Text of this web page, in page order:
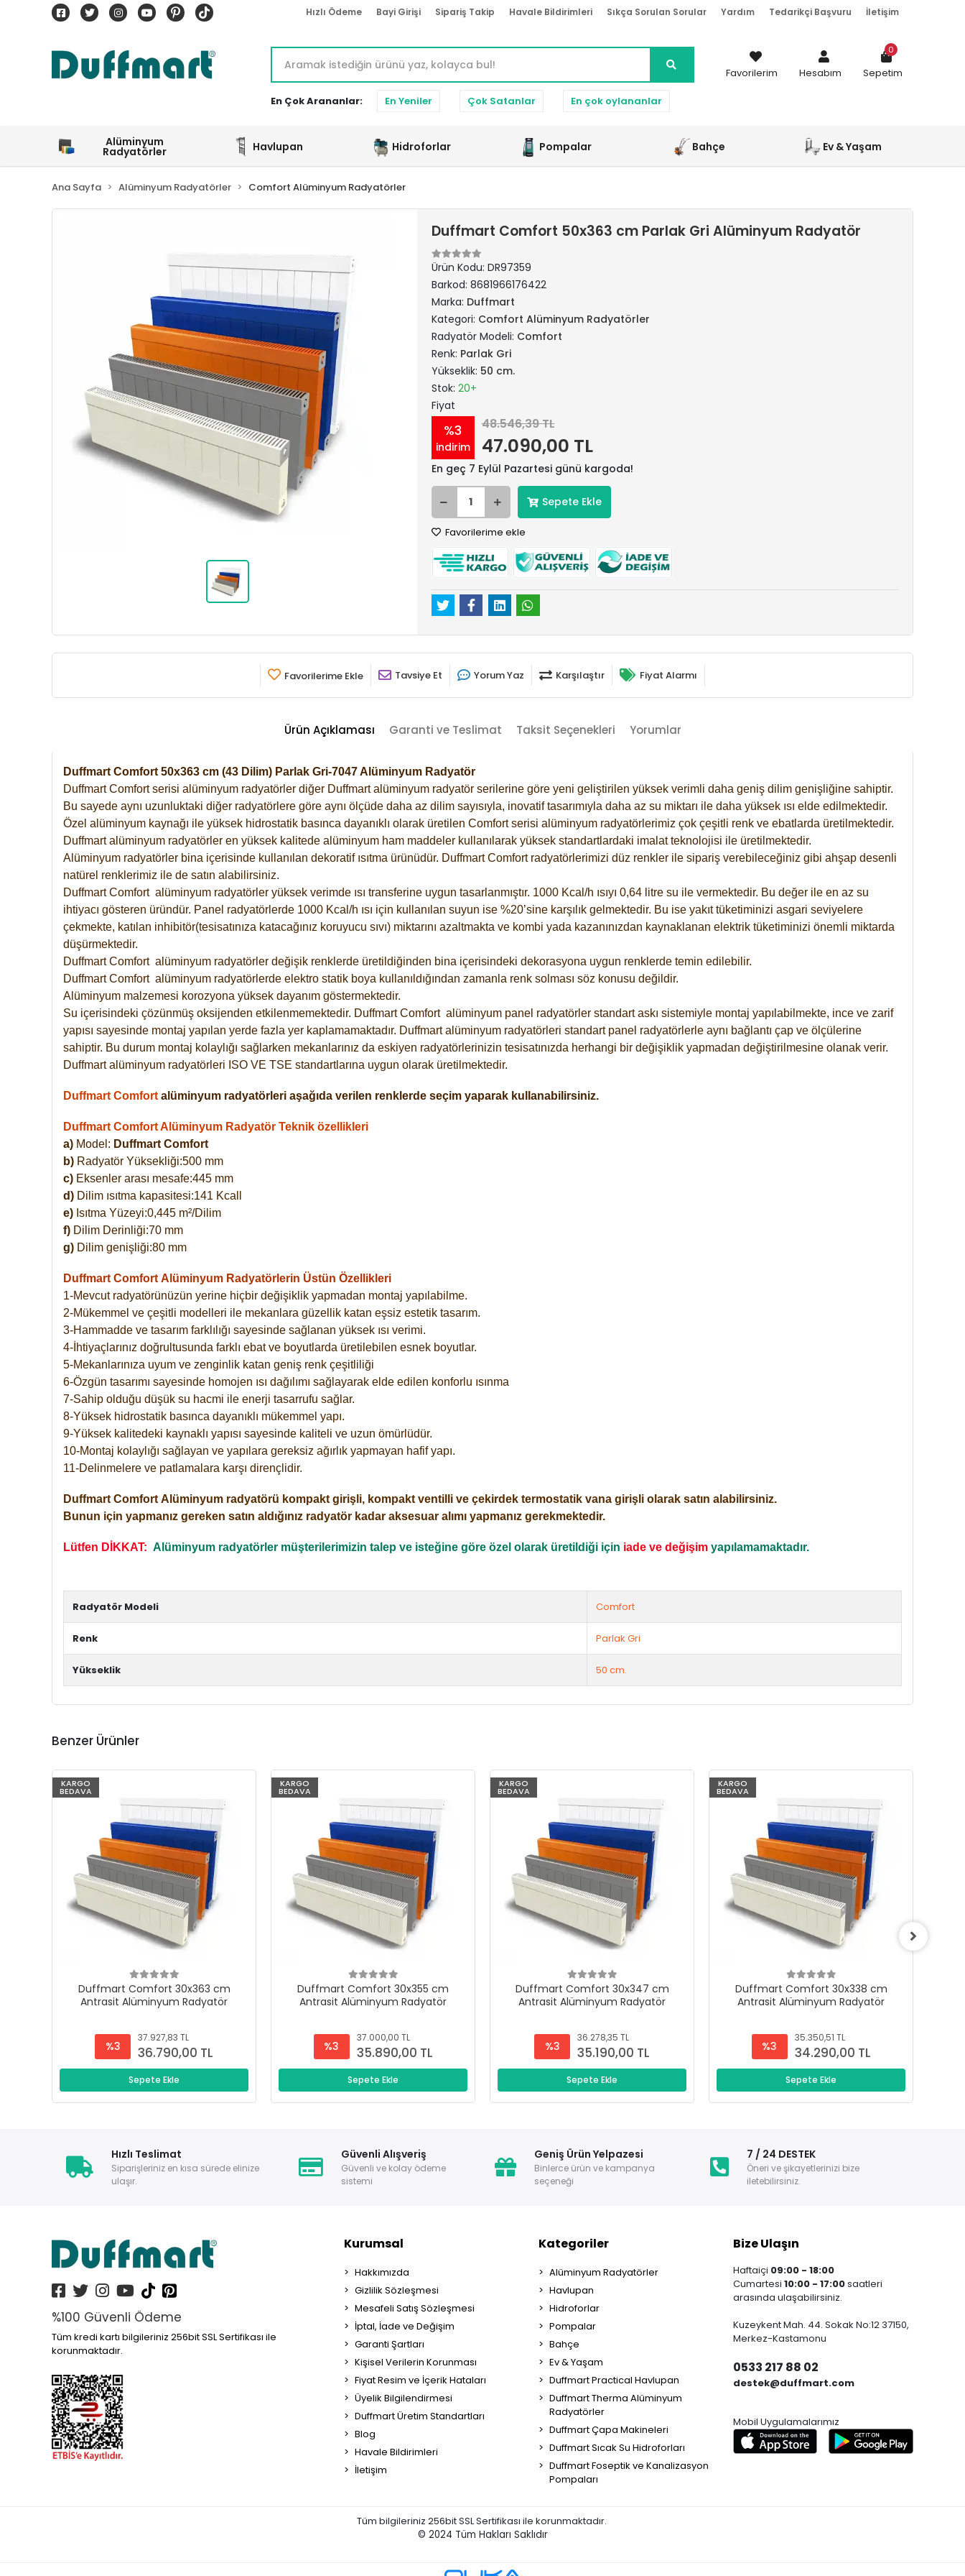
Hızlı Ödeme Bayi Girişi Sipariş Takip Havale Bildirimleri Sıkça Sorulan Sorular Yardım Tedarikçi Başvuru İletişim
En Çok Arananlar: En Yeniler Çok Satanlar En çok oylananlar
Favorilerim Hesabım Sepetim
0
Alüminyum
Radyatörler Havlupan Hidroforlar Pompalar Bahçe Ev & Yaşam
Ana Sayfa Alüminyum Radyatörler Comfort Alüminyum Radyatörler
Duffmart Comfort 50x363 cm Parlak Gri Alüminyum Radyatör
Ürün Kodu: DR97359
Barkod: 8681966176422
Marka: Duffmart
Kategori: Comfort Alüminyum Radyatörler
Radyatör Modeli: Comfort
Renk: Parlak Gri
Yükseklik: 50 cm.
Stok: 20+
Fiyat
%3
indirim
48.546,39 TL
47.090,00 TL
En geç 7 Eylül Pazartesi günü kargoda!
Sepete Ekle
Favorilerime ekle
Favorilerime Ekle Tavsiye Et Yorum Yaz Karşılaştır Fiyat Alarmı
Ürün Açıklaması Garanti ve Teslimat Taksit Seçenekleri Yorumlar
Duffmart Comfort 50x363 cm (43 Dilim) Parlak Gri-7047 Alüminyum Radyatör
Duffmart Comfort serisi alüminyum radyatörler diğer Duffmart alüminyum radyatör serilerine göre yeni geliştirilen yüksek verimli daha geniş dilim genişliğine sahiptir.
Bu sayede aynı uzunluktaki diğer radyatörlere göre aynı ölçüde daha az dilim sayısıyla, inovatif tasarımıyla daha az su miktarı ile daha yüksek ısı elde edilmektedir.
Özel alüminyum kaynağı ile yüksek hidrostatik basınca dayanıklı olarak üretilen Comfort serisi alüminyum radyatörlerimiz çok çeşitli renk ve ebatlarda üretilmektedir.
Duffmart alüminyum radyatörler en yüksek kalitede alüminyum ham maddeler kullanılarak yüksek standartlardaki imalat teknolojisi ile üretilmektedir.
Alüminyum radyatörler bina içerisinde kullanılan dekoratif ısıtma ürünüdür. Duffmart Comfort radyatörlerimizi düz renkler ile sipariş verebileceğiniz gibi ahşap desenli
natürel renklerimiz ile de satın alabilirsiniz.
Duffmart Comfort alüminyum radyatörler yüksek verimde ısı transferine uygun tasarlanmıştır. 1000 Kcal/h ısıyı 0,64 litre su ile vermektedir. Bu değer ile en az su
ihtiyacı gösteren üründür. Panel radyatörlerde 1000 Kcal/h ısı için kullanılan suyun ise %20’sine karşılık gelmektedir. Bu ise yakıt tüketiminizi asgari seviyelere
çekmekte, katılan inhibitör(tesisatınıza katacağınız koruyucu sıvı) miktarını azaltmakta ve kombi yada kazanınızdan kaynaklanan elektrik tüketiminizi önemli miktarda
düşürmektedir.
Duffmart Comfort alüminyum radyatörler değişik renklerde üretildiğinden bina içerisindeki dekorasyona uygun renklerde temin edilebilir.
DuffmartComfort alüminyum radyatörlerde elektro statik boya kullanıldığından zamanla renk solması söz konusu değildir.
Alüminyum malzemesi korozyona yüksek dayanım göstermektedir.
Su içerisindeki çözünmüş oksijenden etkilenmemektedir. DuffmartComfort alüminyum panel radyatörler standart askı sistemiyle montaj yapılabilmekte, ince ve zarif
yapısı sayesinde montaj yapılan yerde fazla yer kaplamamaktadır. Duffmart alüminyum radyatörleri standart panel radyatörlerle aynı bağlantı çap ve ölçülerine
sahiptir. Bu durum montaj kolaylığı sağlarken mekanlarınız da eskiyen radyatörlerinizin tesisatınızda herhangi bir değişiklik yapmadan değiştirilmesine olanak verir.
Duffmart alüminyum radyatörleri ISO VE TSE standartlarına uygun olarak üretilmektedir.
Duffmart Comfort alüminyum radyatörleri aşağıda verilen renklerde seçim yaparak kullanabilirsiniz.
Duffmart Comfort Alüminyum Radyatör Teknik özellikleri
a) Model: Duffmart Comfort
b) Radyatör Yüksekliği:500 mm
c) Eksenler arası mesafe:445 mm
d) Dilim ısıtma kapasitesi:141 Kcall
e) Isıtma Yüzeyi:0,445 m²/Dilim
f) Dilim Derinliği:70 mm
g) Dilim genişliği:80 mm
Duffmart Comfort Alüminyum Radyatörlerin Üstün Özellikleri
1-Mevcut radyatörünüzün yerine hiçbir değişiklik yapmadan montaj yapılabilme.
2-Mükemmel ve çeşitli modelleri ile mekanlara güzellik katan eşsiz estetik tasarım.
3-Hammadde ve tasarım farklılığı sayesinde sağlanan yüksek ısı verimi.
4-İhtiyaçlarınız doğrultusunda farklı ebat ve boyutlarda üretilebilen esnek boyutlar.
5-Mekanlarınıza uyum ve zenginlik katan geniş renk çeşitliliği
6-Özgün tasarımı sayesinde homojen ısı dağılımı sağlayarak elde edilen konforlu ısınma
7-Sahip olduğu düşük su hacmi ile enerji tasarrufu sağlar.
8-Yüksek hidrostatik basınca dayanıklı mükemmel yapı.
9-Yüksek kalitedeki kaynaklı yapısı sayesinde kaliteli ve uzun ömürlüdür.
10-Montaj kolaylığı sağlayan ve yapılara gereksiz ağırlık yapmayan hafif yapı.
11-Delinmelere ve patlamalara karşı dirençlidir.
Duffmart Comfort Alüminyum radyatörü kompakt girişli, kompakt ventilli ve çekirdek termostatik vana girişli olarak satın alabilirsiniz.
Bunun için yapmanız gereken satın aldığınız radyatör kadar aksesuar alımı yapmanız gerekmektedir.
Lütfen DİKKAT: Alüminyum radyatörler müşterilerimizin talep ve isteğine göre özel olarak üretildiği için iade ve değişim yapılamamaktadır.
Radyatör Modeli Comfort
Renk Parlak Gri
Yükseklik 50 cm.
Benzer Ürünler
KARGO
BEDAVA
Duffmart Comfort 30x363 cm
Antrasit Alüminyum Radyatör
%3
37.927,83 TL
36.790,00 TL
Sepete Ekle
KARGO
BEDAVA
Duffmart Comfort 30x355 cm
Antrasit Alüminyum Radyatör
%3
37.000,00 TL
35.890,00 TL
Sepete Ekle
KARGO
BEDAVA
Duffmart Comfort 30x347 cm
Antrasit Alüminyum Radyatör
%3
36.278,35 TL
35.190,00 TL
Sepete Ekle
KARGO
BEDAVA
Duffmart Comfort 30x338 cm
Antrasit Alüminyum Radyatör
%3
35.350,51 TL
34.290,00 TL
Sepete Ekle
Hızlı Teslimat
Siparişleriniz en kısa sürede elinize
ulaşır.
Güvenli Alışveriş
Güvenli ve kolay ödeme
sistemi
Geniş Ürün Yelpazesi
Binlerce ürün ve kampanya
seçeneği
7 / 24 DESTEK
Öneri ve şikayetlerinizi bize
iletebilirsiniz.
%100 Güvenli Ödeme
Tüm kredi kartı bilgileriniz 256bit SSL Sertifikası ile
korunmaktadır.
Kurumsal
Hakkımızda
Gizlilik Sözleşmesi
Mesafeli Satış Sözleşmesi
İptal, İade ve Değişim
Garanti Şartları
Kişisel Verilerin Korunması
Fiyat Resim ve İçerik Hataları
Üyelik Bilgilendirmesi
Duffmart Üretim Standartları
Blog
Havale Bildirimleri
İletişim
Kategoriler
Alüminyum Radyatörler
Havlupan
Hidroforlar
Pompalar
Bahçe
Ev & Yaşam
Duffmart Practical Havlupan
Duffmart Therma Alüminyum
Radyatörler
Duffmart Çapa Makineleri
Duffmart Sıcak Su Hidroforları
Duffmart Foseptik ve Kanalizasyon
Pompaları
Bize Ulaşın
Haftaiçi 09:00 - 18:00
Cumartesi 10:00 - 17:00saatleri
arasında ulaşabilirsiniz.
Kuzeykent Mah. 44. Sokak No:12 37150,
Merkez-Kastamonu
0533 217 88 02
destek@duffmart.com
Mobil Uygulamalarımız
Tüm bilgileriniz 256bit SSL Sertifikası ile korunmaktadır.
© 2024 Tüm Hakları Saklıdır